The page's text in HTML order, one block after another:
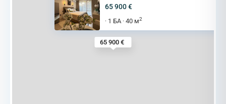
65 900 €
65 900 €
· 1 БА · 40 м2